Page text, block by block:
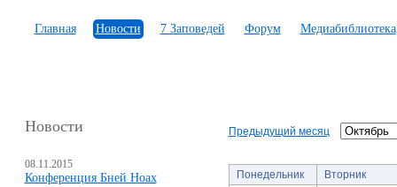
Главная Новости 7 Заповедей Форум Медиабиблиотека
Новости
08.11.2015
Конференция Бней Ноах
Предыдущий месяц
Понедельник
Вторник